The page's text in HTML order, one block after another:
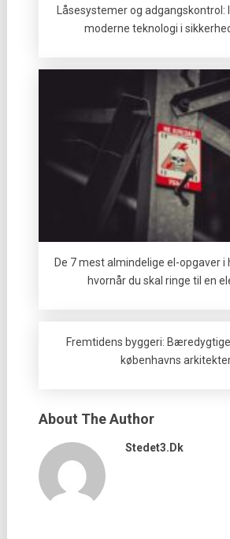
Låsesystemer og
moderne teknologi i
De 7 mest almindelige el-opgaver i
hvornår du skal ringe til en
Fremtidens byggeri:
københavns
About The Author
Stedet3.dk